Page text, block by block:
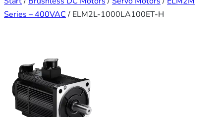
Series – 400VAC / ELM2L-1000LA100ET-H